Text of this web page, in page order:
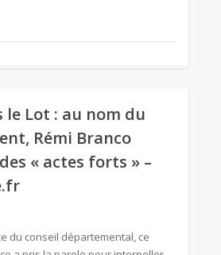
le Lot : au nom du
Rémi Branco
« actes forts » –
du conseil départemental, ce